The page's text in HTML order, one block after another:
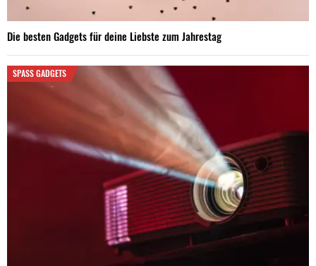
Die besten Gadgets für deine Liebste zum Jahrestag
SPASS GADGETS